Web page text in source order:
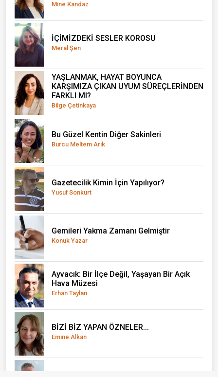
Mine Kandaz
İÇİMİZDEKİ SESLER KOROSU
Meral Şen
YAŞLANMAK, HAYAT BOYUNCA
KARŞIMIZA ÇIKAN UYUM SÜREÇLERİNDEN
FARKLI MI?
Bilge Çetinkaya
Bu Güzel Kentin Diğer Sakinleri
Burcu Meltem Arık
Gazetecilik Kimin İçin Yapılıyor?
Yusuf Sonkurt
Gemileri Yakma Zamanı Gelmiştir
Konuk Yazar
Ayvacık: Bir İlçe Değil, Yaşayan Bir Açık
Hava Müzesi
Erhan Taylan
BİZİ BİZ YAPAN ÖZNELER...
Emine Alkan